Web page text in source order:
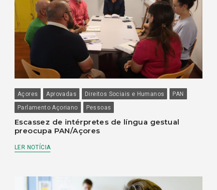
Açores Aprovadas Direitos Sociais e Humanos
PAN
Parlamento Açoriano
Pessoas
Escassez de intérpretes de língua gestual
preocupa PAN/Açores
LER NOTÍCIA